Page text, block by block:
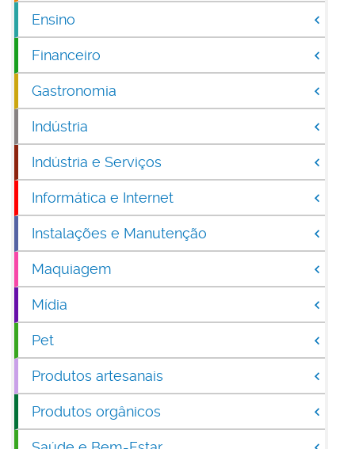
Ensino
Financeiro
Gastronomia
Indústria
Indústria e Serviços
Informática e Internet
Instalações e Manutenção
Maquiagem
Mídia
Pet
Produtos artesanais
Produtos orgânicos